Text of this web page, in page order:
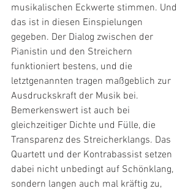
musikalischen Eckwerte stimmen. Und
das ist in diesen Einspielungen
gegeben. Der Dialog zwischen der
Pianistin und den Streichern
funktioniert bestens, und die
letztgenannten tragen maßgeblich zur
Ausdruckskraft der Musik bei.
Bemerkenswert ist auch bei
gleichzeitiger Dichte und Fülle, die
Transparenz des Streicherklangs. Das
Quartett und der Kontrabassist setzen
dabei nicht unbedingt auf Schönklang,
sondern langen auch mal kräftig zu,